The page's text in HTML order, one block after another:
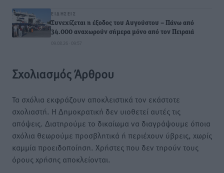
ΕΙΔΉΣΕΙΣ
Συνεχίζεται η έξοδος του Αυγούστου – Πάνω από
34.000 αναχωρούν σήμερα μόνο από τον Πειραιά
09.08.26 · 09:57
Σχολιασμός Άρθρου
Τα σχόλια εκφράζουν αποκλειστικά τον εκάστοτε
σχολιαστή. Η Δημοκρατική δεν υιοθετεί αυτές τις
απόψεις. Διατηρούμε το δικαίωμα να διαγράψουμε όποια
σχόλια θεωρούμε προσβλητικά ή περιέχουν ύβρεις, χωρίς
καμμία προειδοποίηση. Χρήστες που δεν τηρούν τους
όρους χρήσης αποκλείονται.